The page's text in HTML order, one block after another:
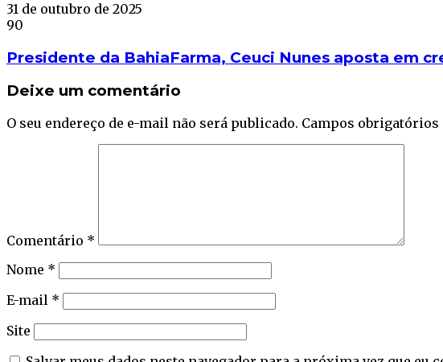
31 de outubro de 2025
90
Presidente da BahiaFarma, Ceuci Nunes aposta em
Deixe um comentário
O seu endereço de e-mail não será publicado. Campos obrigatórios
Comentário *
Nome *
E-mail *
Site